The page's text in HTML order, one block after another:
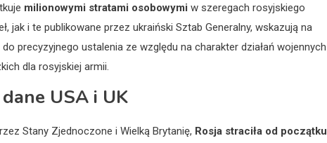
milionowymi stratami osobowymi w szeregach rosyjskiego
jak i te publikowane przez ukraiński Sztab Generalny, wskazują na
precyzyjnego ustalenia ze względu na charakter działań wojennych
dla rosyjskiej armii.
USA i UK
Stany Zjednoczone i Wielką Brytanię, Rosja straciła od początku